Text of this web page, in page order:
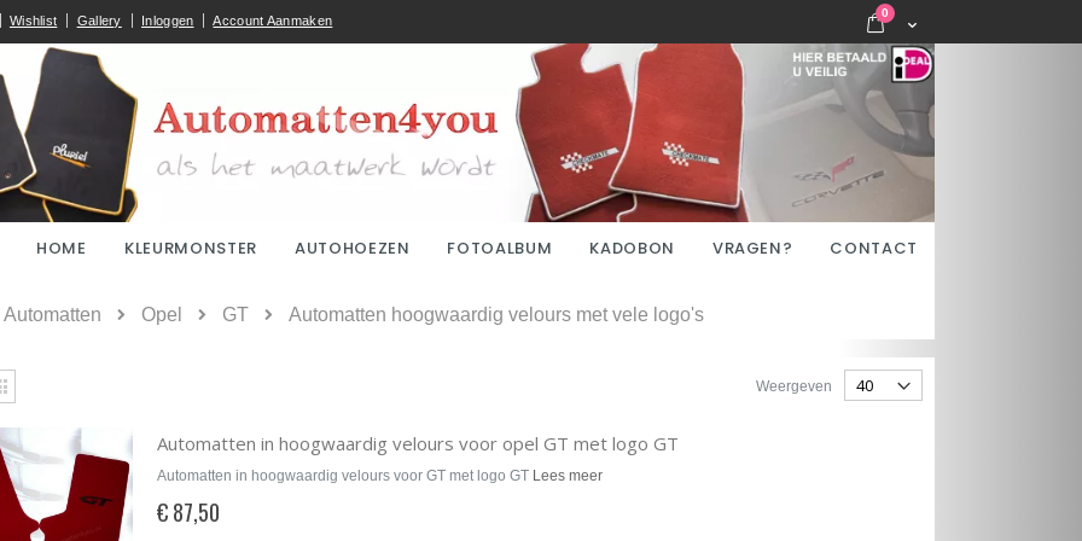
Wishlist Gallery Inloggen Account Aanmaken Cart
0 items
HOME KLEURMONSTER AUTOHOEZEN FOTOALBUM KADOBON VRAGEN? CONTACT
Automatten Opel GT Automatten hoogwaardig velours met vele logo's
Weergeven
Automatten in hoogwaardig velours voor opel GT met logo GT
Automatten in hoogwaardig velours voor GT met logo GT Lees meer
€ 87,50